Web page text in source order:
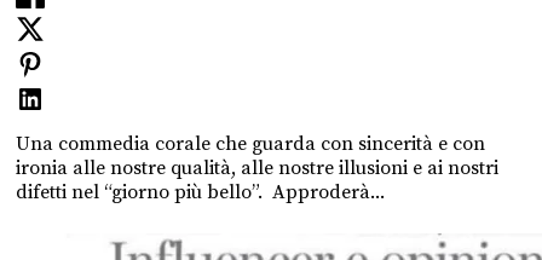
Una commedia corale che guarda con sincerità e con
ironia alle nostre qualità, alle nostre illusioni e ai nostri
difetti nel “giorno più bello”. Approderà...